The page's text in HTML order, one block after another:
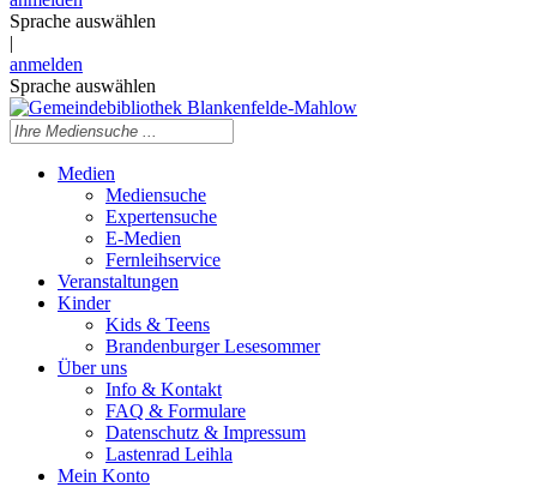
Sprache auswählen
|
anmelden
Sprache auswählen
Medien
Mediensuche
Expertensuche
E-Medien
Fernleihservice
Veranstaltungen
Kinder
Kids & Teens
Brandenburger Lesesommer
Über uns
Info & Kontakt
FAQ & Formulare
Datenschutz & Impressum
Lastenrad Leihla
Mein Konto